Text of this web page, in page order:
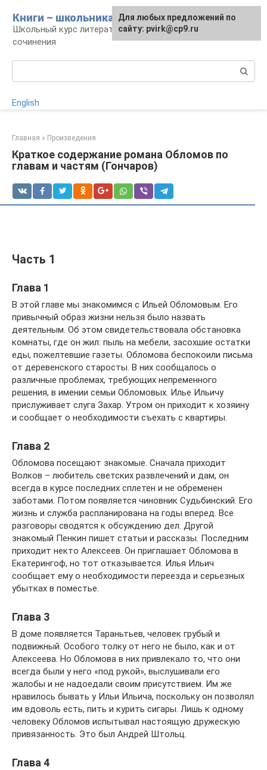
контенту
Книги – школьникам
Школьный курс литературы: уроки и
сочинения
English
Главная » Произведения
Краткое содержание романа Обломов по
главам и частям (Гончаров)
Часть 1
Глава 1
В этой главе мы знакомимся с Ильей Обломовым. Его
привычный образ жизни нельзя было назвать
деятельным. Об этом свидетельствовала обстановка
комнаты, где он жил: пыль на мебели, засохшие остатки
еды, пожелтевшие газеты. Обломова беспокоили письма
от деревенского старосты. В них сообщалось о
различные проблемах, требующих непременного
решения, в имении семьи Обломовых. Илье Ильичу
прислуживает слуга Захар. Утром он приходит к хозяину
и сообщает о необходимости съехать с квартиры.
Глава 2
Обломова посещают знакомые. Сначала приходит
Волков – любитель светских развлечений и дам, он
всегда в курсе последних сплетен и не обременен
заботами. Потом появляется чиновник Судьбинский. Его
жизнь и служба распланирована на годы вперед. Все
разговоры сводятся к обсуждению дел. Другой
знакомый Пенкин пишет статьи и рассказы. Последним
приходит некто Алексеев. Он приглашает Обломова в
Екатерингоф, но тот отказывается. Илья Ильич
сообщает ему о необходимости переезда и серьезных
убытках в поместье.
Глава 3
В доме появляется Тараньтьев, человек грубый и
подвижный. Особого толку от него не было, как и от
Алексеева. Но Обломова в них привлекало то, что они
всегда были у него «под рукой», выслушивали его
жалобы и не надоедали своим присутствием. Им же
нравилось бывать у Ильи Ильича, поскольку он позволял
им вдоволь есть, пить и курить сигары. Лишь к одному
человеку Обломов испытывал настоящую дружескую
привязанность. Это был Андрей Штольц.
Глава 4
Для любых предложений по
сайту: pvirk@cp9.ru